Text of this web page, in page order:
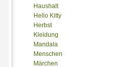
Haushalt
Hello Kitty
Herbst
Kleidung
Mandala
Menschen
Märchen